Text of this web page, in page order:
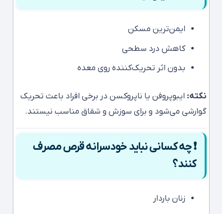
ایمن‌ترین مسکن
کاهش درد سطحی
بدون اثر تحریک‌کننده روی معده
نکته: ایبوپروفن یا ناپروکسن در برخی افراد باعث تحریک
گوارشی می‌شود و برای سوزش و شقاق مناسب نیستند.
❗ چه کسانی نباید خودسرانه قرص مصرف
کنند؟
زنان باردار